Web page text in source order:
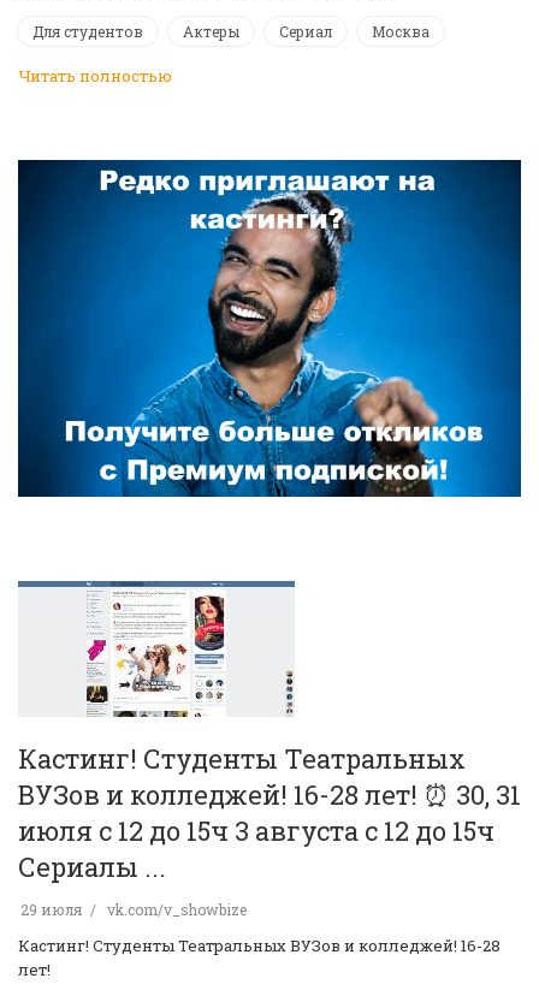
Для студентов Актеры Сериал Москва
Читать полностью
Кастинг! Студенты Театральных
ВУЗов и колледжей! 16-28 лет! ️⏰ 30, 31
июля с 12 до 15ч 3 августа с 12 до 15ч
Сериалы ...
29 июля vk.com/v_showbize
Кастинг! Студенты Театральных ВУЗов и колледжей! 16-28
лет!